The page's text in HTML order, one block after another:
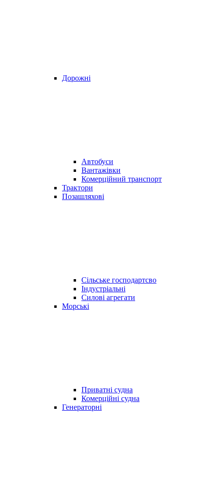
Дорожні
Автобуси
Вантажівки
Комерційний транспорт
Трактори
Позашляхові
Сільське господартсво
Індустріальні
Силові агрегати
Морські
Приватні судна
Комерційні судна
Генераторні